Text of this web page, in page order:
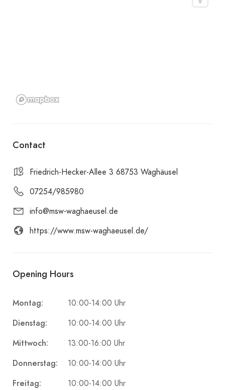
Contact
Friedrich-Hecker-Allee 3 68753 Waghäusel
07254/985980
info@msw-waghaeusel.de
https://www.msw-waghaeusel.de/
Opening Hours
Montag: 10:00-14:00 Uhr
Dienstag: 10:00-14:00 Uhr
Mittwoch: 13:00-16:00 Uhr
Donnerstag: 10:00-14:00 Uhr
Freitag: 10:00-14:00 Uhr